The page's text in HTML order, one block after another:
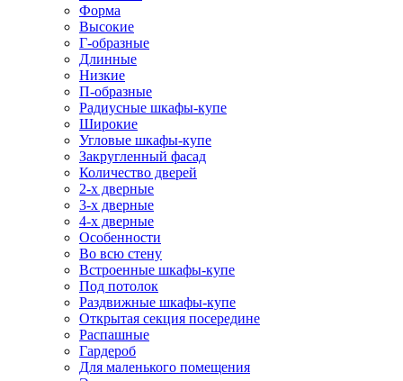
Форма
Высокие
Г-образные
Длинные
Низкие
П-образные
Радиусные шкафы-купе
Широкие
Угловые шкафы-купе
Закругленный фасад
Количество дверей
2-х дверные
3-х дверные
4-х дверные
Особенности
Во всю стену
Встроенные шкафы-купе
Под потолок
Раздвижные шкафы-купе
Открытая секция посередине
Распашные
Гардероб
Для маленького помещения